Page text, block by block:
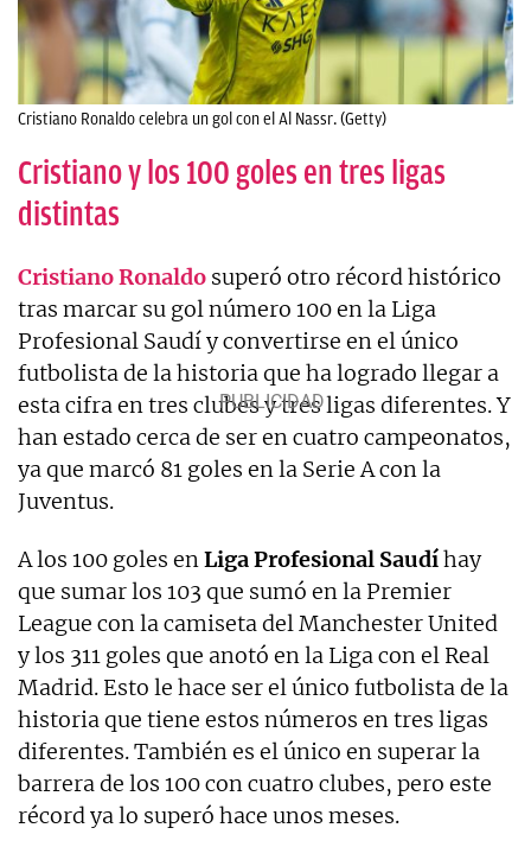
Cristiano Ronaldo celebra un gol con el Al Nassr. (Getty)
Cristiano y los 100 goles en tres ligas
distintas
Cristiano Ronaldo superó otro récord histórico
tras marcar su gol número 100 en la Liga
Profesional Saudí y convertirse en el único
futbolista de la historia que ha logrado llegar a
esta cifra en tres clubes y tres ligas diferentes. Y
han estado cerca de ser en cuatro campeonatos,
ya que marcó 81 goles en la Serie A con la
Juventus.
A los 100 goles en Liga Profesional Saudíhay
que sumar los 103 que sumó en la Premier
League con la camiseta del Manchester United
y los 311 goles que anotó en la Liga con el Real
Madrid. Esto le hace ser el único futbolista de la
historia que tiene estos números en tres ligas
diferentes. También es el único en superar la
barrera de los 100 con cuatro clubes, pero este
récord ya lo superó hace unos meses.